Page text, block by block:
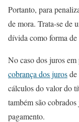
Portanto, para
de mora. Trata-se de
dívida como forma de
No caso dos juros
cobrança dos jurosde
cálculos do valor do
também são
pagamento.